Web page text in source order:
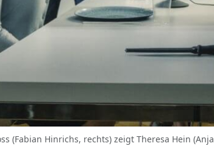
(Fabian Hinrichs, rechts) zeigt Theresa Hein